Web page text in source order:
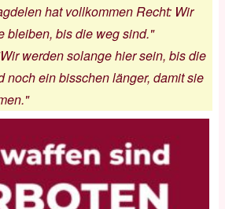
hat vollkommen Recht: Wir
bleiben, bis die weg sind."
werden solange hier sein, bis die
noch ein bisschen länger, damit sie